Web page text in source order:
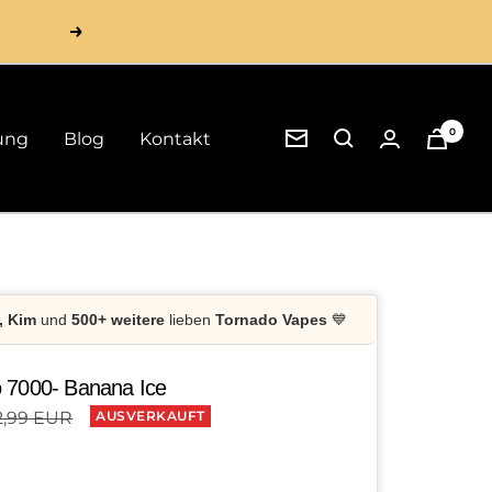
Weiter
Blog Kontakt Newsletter
0
Kim und500+ weitere liebenTornado Vapes 💙
7000- Banana Ice
EUR AUSVERKAUFT